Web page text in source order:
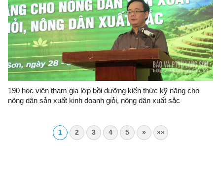
190 học viên tham gia lớp bồi dưỡng kiến thức kỹ năng cho
nông dân sản xuất kinh doanh giỏi, nông dân xuất sắc
1 2 3 4 5 » »»